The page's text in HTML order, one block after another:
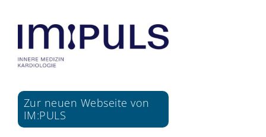
Zur neuen Webseite von
IM:PULS